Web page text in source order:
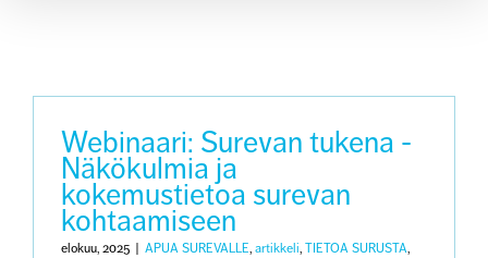
Webinaari: Surevan tukena -
Näkökulmia ja
kokemustietoa surevan
kohtaamiseen
elokuu, 2025 APUA SUREVALLE, artikkeli, TIETOA SURUSTA,